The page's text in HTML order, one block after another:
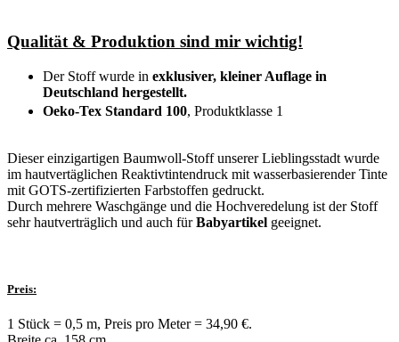
Qualität & Produktion sind mir wichtig!
Der Stoff wurde in exklusiver, kleiner Auflage in
Deutschland hergestellt.
Oeko-Tex Standard 100, Produktklasse 1
Dieser einzigartigen Baumwoll-Stoff unserer Lieblingsstadt wurde
im hautvertäglichen Reaktivtintendruck mit wasserbasierender Tinte
mit GOTS-zertifizierten Farbstoffen gedruckt.
Durch mehrere Waschgänge und die Hochveredelung ist der Stoff
sehr hautverträglich und auch fürBabyartikel geeignet.
Preis:
1 Stück = 0,5 m, Preis pro Meter = 34,90 €.